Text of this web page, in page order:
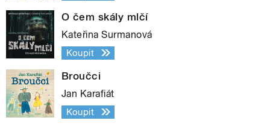
O čem skály mlčí
Kateřina Surmanová
Koupit
Broučci
Jan Karafiát
Koupit